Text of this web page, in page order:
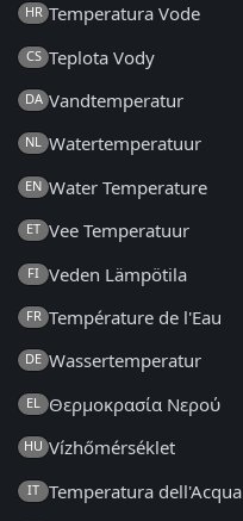
HR Temperatura Vode
CS Teplota Vody
DA Vandtemperatur
NL Watertemperatuur
EN Water Temperature
ET Vee Temperatuur
FI Veden Lämpötila
FR Température de l'Eau
DE Wassertemperatur
EL Θερμοκρασία Νερού
HU Vízhőmérséklet
IT Temperatura dell'Acqua